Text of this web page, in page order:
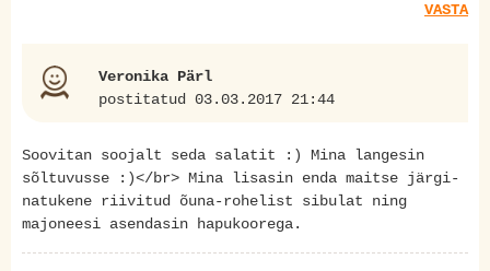
VASTA
Veronika Pärl
postitatud 03.03.2017 21:44
Soovitan soojalt seda salatit :) Mina langesin
sõltuvusse :)</br> Mina lisasin enda maitse järgi-
natukene riivitud õuna-rohelist sibulat ning
majoneesi asendasin hapukoorega.